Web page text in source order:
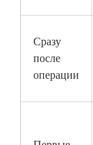
Сразу
после
операции